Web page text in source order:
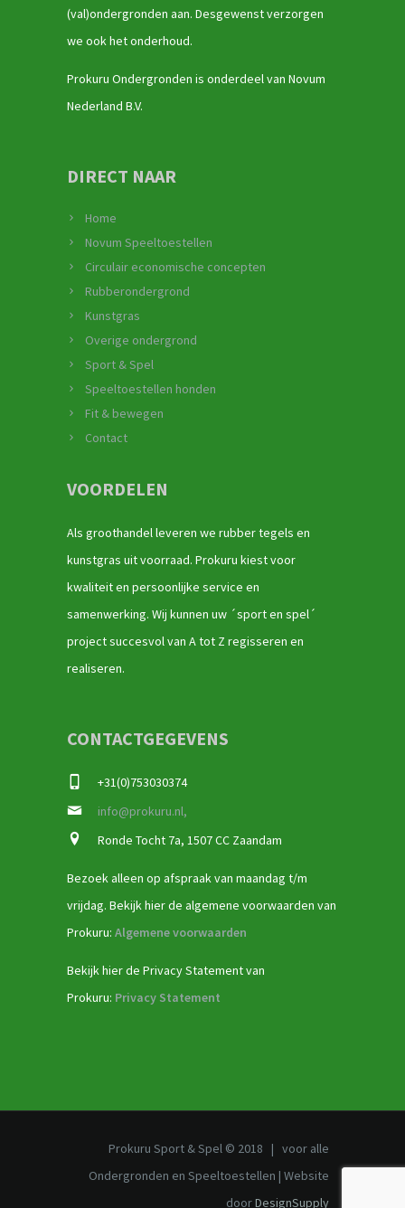
(val)ondergronden aan. Desgewenst verzorgen
we ook het onderhoud.
Prokuru Ondergronden is onderdeel van Novum
Nederland B.V.
DIRECT NAAR
Home
Novum Speeltoestellen
Circulair economische concepten
Rubberondergrond
Kunstgras
Overige ondergrond
Sport & Spel
Speeltoestellen honden
Fit & bewegen
Contact
VOORDELEN
Als groothandel leveren we rubber tegels en
kunstgras uit voorraad. Prokuru kiest voor
kwaliteit en persoonlijke service en
samenwerking. Wij kunnen uw ´sport en spel´
project succesvol van A tot Z regisseren en
realiseren.
CONTACTGEGEVENS
+31(0)753030374
info@prokuru.nl,
Ronde Tocht 7a, 1507 CC Zaandam
Bezoek alleen op afspraak van maandag t/m
vrijdag. Bekijk hier de algemene voorwaarden van
Prokuru: Algemene voorwaarden
Bekijk hier de Privacy Statement van
Prokuru: Privacy Statement
Prokuru Sport & Spel © 2018 | voor alle
Ondergronden en Speeltoestellen | Website
doorDesignSupply